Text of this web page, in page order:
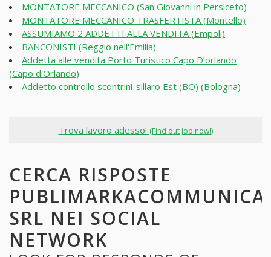
MONTATORE MECCANICO (San Giovanni in Persiceto)
MONTATORE MECCANICO TRASFERTISTA (Montello)
ASSUMIAMO 2 ADDETTI ALLA VENDITA (Empoli)
BANCONISTI (Reggio nell'Emilia)
Addetta alle vendita Porto Turistico Capo D’orlando
(Capo d'Orlando)
Addetto controllo scontrini-sillaro Est (BO) (Bologna)
Trova lavoro adesso! (Find out job now!)
CERCA RISPOSTE
SRL NEI SOCIAL
NETWORK